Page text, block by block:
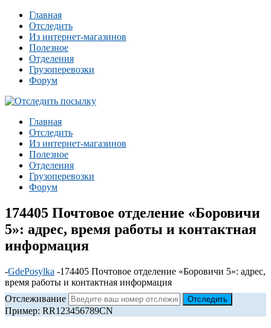
Главная
Отследить
Из интернет-магазинов
Полезное
Отделения
Грузоперевозки
Форум
Главная
Отследить
Из интернет-магазинов
Полезное
Отделения
Грузоперевозки
Форум
174405 Почтовое отделение «Боровичи
5»: адрес, время работы и контактная
информация
-GdePosylka -174405 Почтовое отделение «Боровичи 5»: адрес,
время работы и контактная информация
Отслеживание
Пример: RR123456789CN